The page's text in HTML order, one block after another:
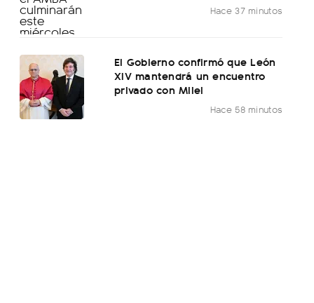
Hace 37 minutos
El Gobierno confirmó que León
XIV mantendrá un encuentro
privado con Milei
Hace 58 minutos